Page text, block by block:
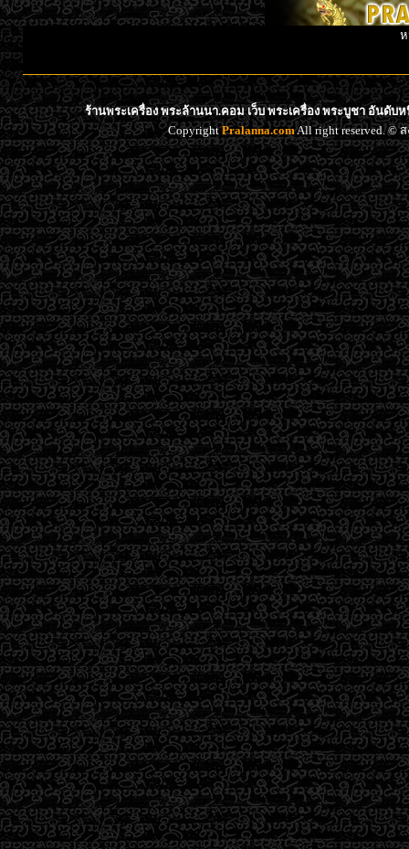
ร้านพระเครื่อง พระล้านนา.คอม เว็บ พระเครื่อง พระบูชา อันดับ
CopyrightPralanna.comAll right reserved. ©